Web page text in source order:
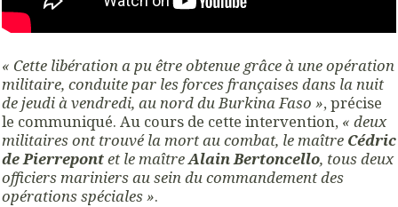
« Cette libération a pu être obtenue grâce à une opération
militaire, conduite par les forces françaises dans la nuit
de jeudi à vendredi, au nord du Burkina Faso », précise
le communiqué. Au cours de cette intervention, « deux
militaires ont trouvé la mort au combat, le maître Cédric
de Pierrepontet le maîtreAlain Bertoncello, tous deux
officiers mariniers au sein du commandement des
opérations spéciales ».